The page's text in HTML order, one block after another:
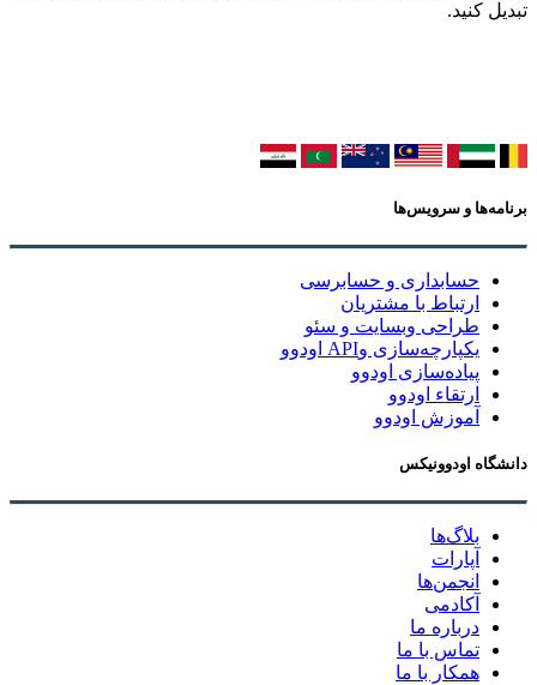
تبدیل کنید.
برنامه‌ها و سرویس‌ها
حسابداری و حسابرسی
ارتباط با مشتریان
طراحی وبسایت و سئو
یکپارچه‌سازی وAPI اودوو
پیاده‌سازی اودوو
ارتقاء اودوو
آموزش اودوو
دانشگاه اودوونیکس
بلاگ‌ها
آپارات
انجمن‌ها
آکادمی
درباره ما
تماس با ما
همکار با ما